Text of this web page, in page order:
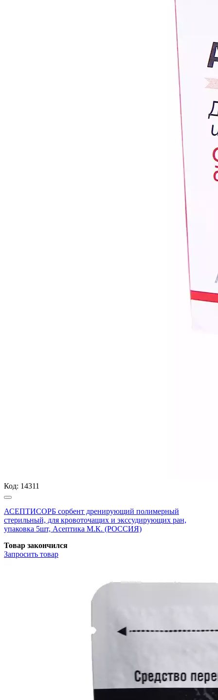
Код: 14311
АСЕПТИСОРБ сорбент дренирующий полимерный
стерильный, для кровоточащих и экссудирующих ран,
упаковка 5шт, Асептика М.К. (РОССИЯ)
Товар закончился
Запросить товар